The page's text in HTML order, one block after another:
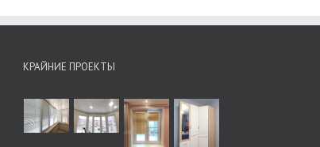
КРАЙНИЕ ПРОЕКТЫ